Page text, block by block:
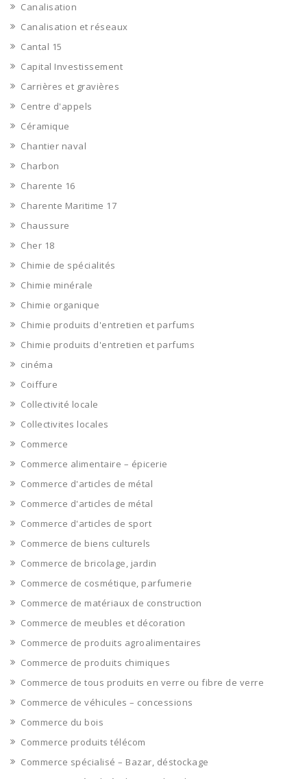
Canalisation
Canalisation et réseaux
Cantal 15
Capital Investissement
Carrières et gravières
Centre d'appels
Céramique
Chantier naval
Charbon
Charente 16
Charente Maritime 17
Chaussure
Cher 18
Chimie de spécialités
Chimie minérale
Chimie organique
Chimie produits d'entretien et parfums
Chimie produits d'entretien et parfums
cinéma
Coiffure
Collectivité locale
Collectivites locales
Commerce
Commerce alimentaire – épicerie
Commerce d'articles de métal
Commerce d'articles de métal
Commerce d'articles de sport
Commerce de biens culturels
Commerce de bricolage, jardin
Commerce de cosmétique, parfumerie
Commerce de matériaux de construction
Commerce de meubles et décoration
Commerce de produits agroalimentaires
Commerce de produits chimiques
Commerce de tous produits en verre ou fibre de verre
Commerce de véhicules – concessions
Commerce du bois
Commerce produits télécom
Commerce spécialisé – Bazar, déstockage